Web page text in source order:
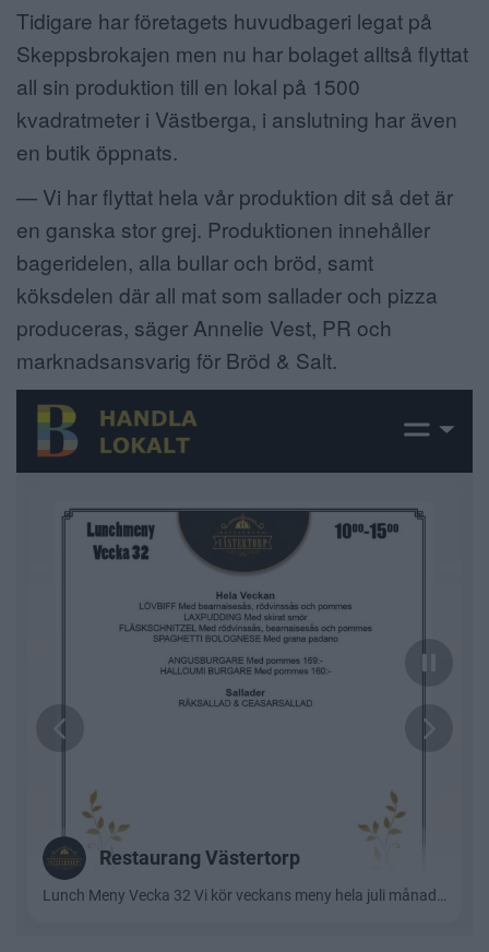
Tidigare har företagets huvudbageri legat på
Skeppsbrokajen men nu har bolaget alltså flyttat
all sin produktion till en lokal på 1500
kvadratmeter i Västberga, i anslutning har även
en butik öppnats.
— Vi har flyttat hela vår produktion dit så det är
en ganska stor grej. Produktionen innehåller
bageridelen, alla bullar och bröd, samt
köksdelen där all mat som sallader och pizza
produceras, säger Annelie Vest, PR och
marknadsansvarig för Bröd & Salt.